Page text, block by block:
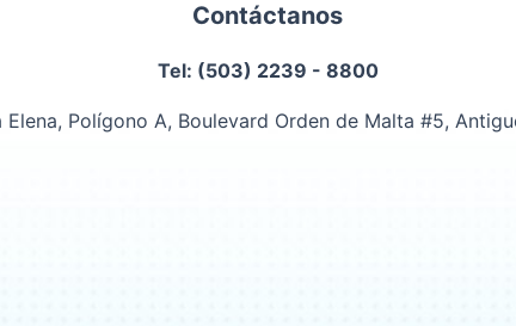
Contáctanos
Tel: (503) 2239 - 8800
Elena, Polígono A, Boulevard Orden de Malta #5,